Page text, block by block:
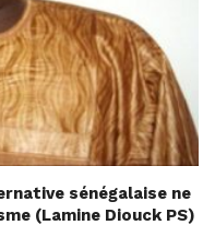
sénégalaise ne
(Lamine Diouck PS)